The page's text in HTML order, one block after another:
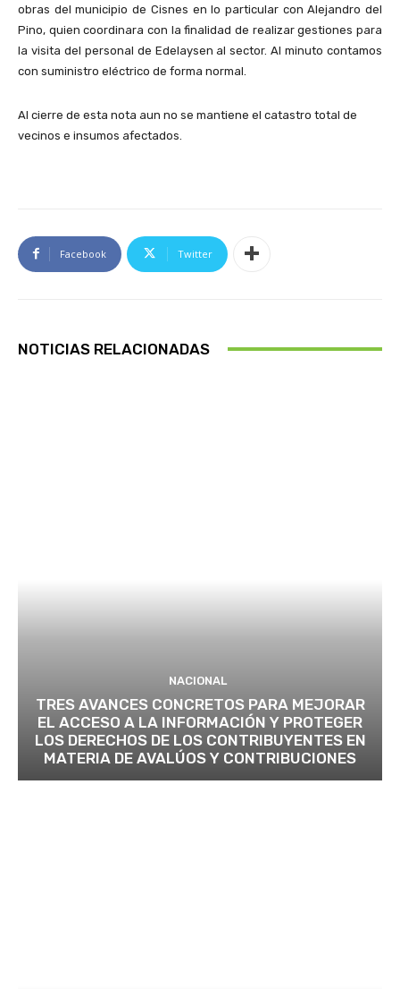
obras del municipio de Cisnes en lo particular con Alejandro del
Pino, quien coordinara con la finalidad de realizar gestiones para
la visita del personal de Edelaysen al sector. Al minuto contamos
con suministro eléctrico de forma normal.
Al cierre de esta nota aun no se mantiene el catastro total de
vecinos e insumos afectados.
Facebook Twitter
NOTICIAS RELACIONADAS
NACIONAL
TRES AVANCES CONCRETOS PARA MEJORAR
EL ACCESO A LA INFORMACIÓN Y PROTEGER
LOS DERECHOS DE LOS CONTRIBUYENTES EN
MATERIA DE AVALÚOS Y CONTRIBUCIONES